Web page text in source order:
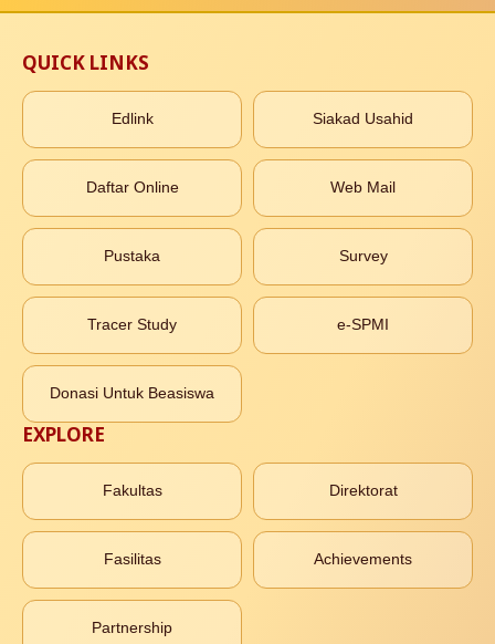
QUICK LINKS
Edlink Siakad Usahid
Daftar Online Web Mail
Pustaka Survey
Tracer Study e-SPMI
Donasi Untuk Beasiswa
EXPLORE
Fakultas Direktorat
Fasilitas Achievements
Partnership